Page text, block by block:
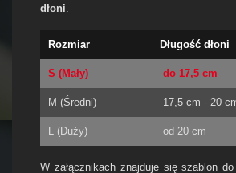
dłoni.
Rozmiar Długość dłoni
S (Mały) do 17,5 cm
M (Średni) 17,5 cm - 20
L (Duży) od 20 cm
W załącznikach znajduje się szablon